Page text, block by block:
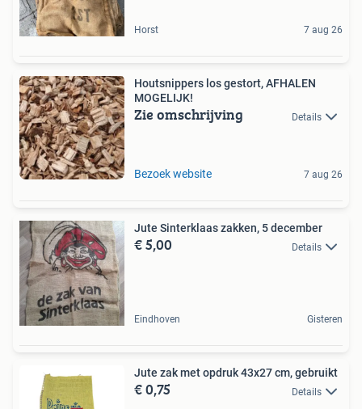
Horst 7 aug 26
Houtsnippers los gestort, AFHALEN
MOGELIJK!
Zie omschrijving Details
Bezoek website 7 aug 26
Jute Sinterklaas zakken, 5 december
€ 5,00 Details
Eindhoven Gisteren
Jute zak met opdruk 43x27 cm, gebruikt
€ 0,75 Details